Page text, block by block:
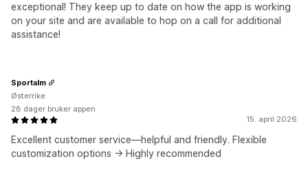
exceptional! They keep up to date on how the app is working
on your site and are available to hop on a call for additional
assistance!
15. april 2026
Excellent customer service—helpful and friendly. Flexible
customization options -> Highly recommended
Sportalm
Østerrike
28 dager bruker appen